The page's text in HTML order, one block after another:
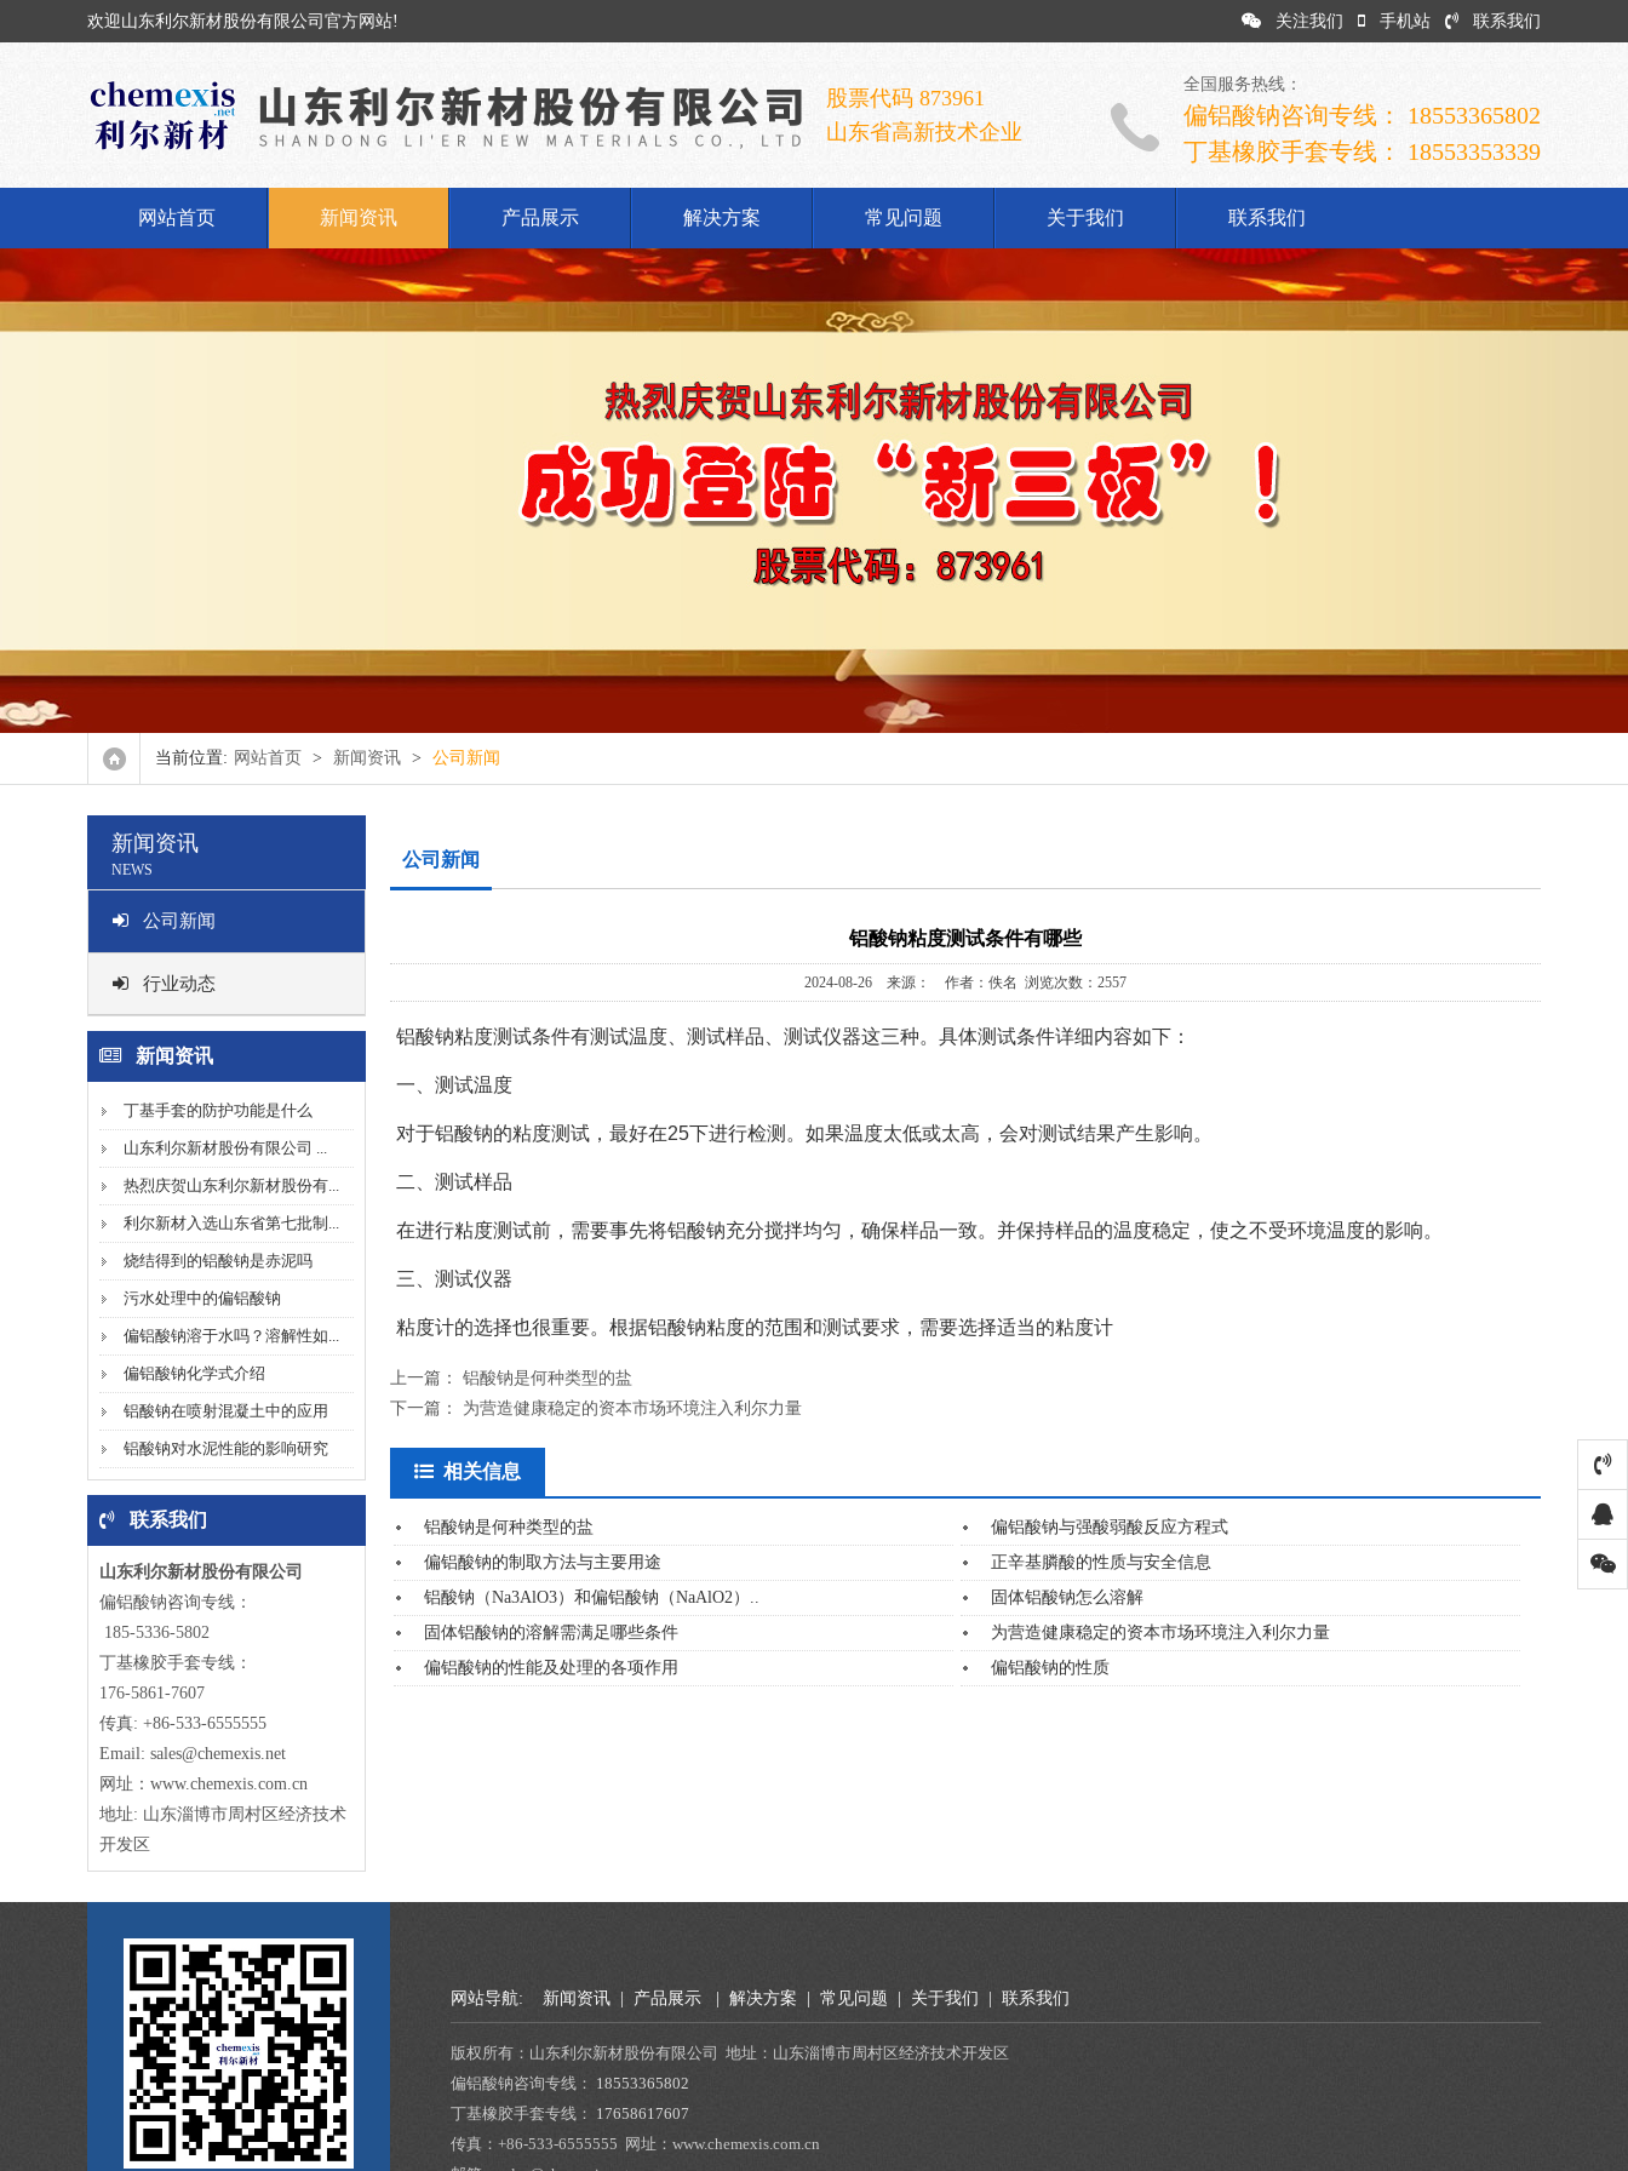
欢迎山东利尔新材股份有限公司官方网站! 关注我们 手机站 联系我们
股票代码 873961
山东省高新技术企业
全国服务热线：
偏铝酸钠咨询专线： 18553365802
丁基橡胶手套专线： 18553353339
网站首页 新闻资讯
公司新闻
产品展示
固体铝酸钠
解决方案 常见问题 关于我们
公司简介
发展历程
荣誉资质
联系我们
当前位置: 网站首页 > 新闻资讯 > 公司新闻
新闻资讯
NEWS
公司新闻
行业动态
新闻资讯
丁基手套的防护功能是什么
山东利尔新材股份有限公司 ...
热烈庆贺山东利尔新材股份有...
利尔新材入选山东省第七批制...
烧结得到的铝酸钠是赤泥吗
污水处理中的偏铝酸钠
偏铝酸钠溶于水吗？溶解性如...
偏铝酸钠化学式介绍
铝酸钠在喷射混凝土中的应用
铝酸钠对水泥性能的影响研究
联系我们
山东利尔新材股份有限公司
偏铝酸钠咨询专线：
185-5336-5802
丁基橡胶手套专线：
176-5861-7607
传真: +86-533-6555555
Email: sales@chemexis.net
网址：www.chemexis.com.cn
地址: 山东淄博市周村区经济技术
开发区
公司新闻
铝酸钠粘度测试条件有哪些
2024-08-26 来源： 作者：佚名 浏览次数：2557
铝酸钠粘度测试条件有测试温度、测试样品、测试仪器这三种。具体测试条件详细内容如下：
一、测试温度
对于铝酸钠的粘度测试，最好在25下进行检测。如果温度太低或太高，会对测试结果产生影响。
二、测试样品
在进行粘度测试前，需要事先将铝酸钠充分搅拌均匀，确保样品一致。并保持样品的温度稳定，使之不受环境温度的影响。
三、测试仪器
粘度计的选择也很重要。根据铝酸钠粘度的范围和测试要求，需要选择适当的粘度计
上一篇： 铝酸钠是何种类型的盐
下一篇： 为营造健康稳定的资本市场环境注入利尔力量
相关信息
铝酸钠是何种类型的盐
偏铝酸钠与强酸弱酸反应方程式
偏铝酸钠的制取方法与主要用途
正辛基膦酸的性质与安全信息
铝酸钠（Na3AlO3）和偏铝酸钠（NaAlO2）..
固体铝酸钠怎么溶解
固体铝酸钠的溶解需满足哪些条件
为营造健康稳定的资本市场环境注入利尔力量
偏铝酸钠的性能及处理的各项作用
偏铝酸钠的性质
网站导航: 新闻资讯 产品展示 解决方案 常见问题 关于我们 联系我们
版权所有：山东利尔新材股份有限公司 地址：山东淄博市周村区经济技术开发区
偏铝酸钠咨询专线： 18553365802
丁基橡胶手套专线： 17658617607
传真： +86-533-6555555 网址：www.chemexis.com.cn